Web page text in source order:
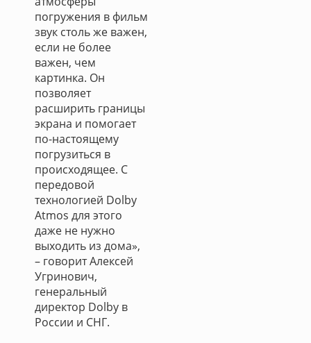
погружения в фильм
звук столь же важен,
если не более
важен, чем
картинка. Он
позволяет
расширить границы
экрана и помогает
по-настоящему
погрузиться в
происходящее. С
передовой
технологией Dolby
Atmos для этого
даже не нужно
выходить из дома»,
– говорит Алексей
Угринович,
генеральный
директор Dolby в
России и СНГ.